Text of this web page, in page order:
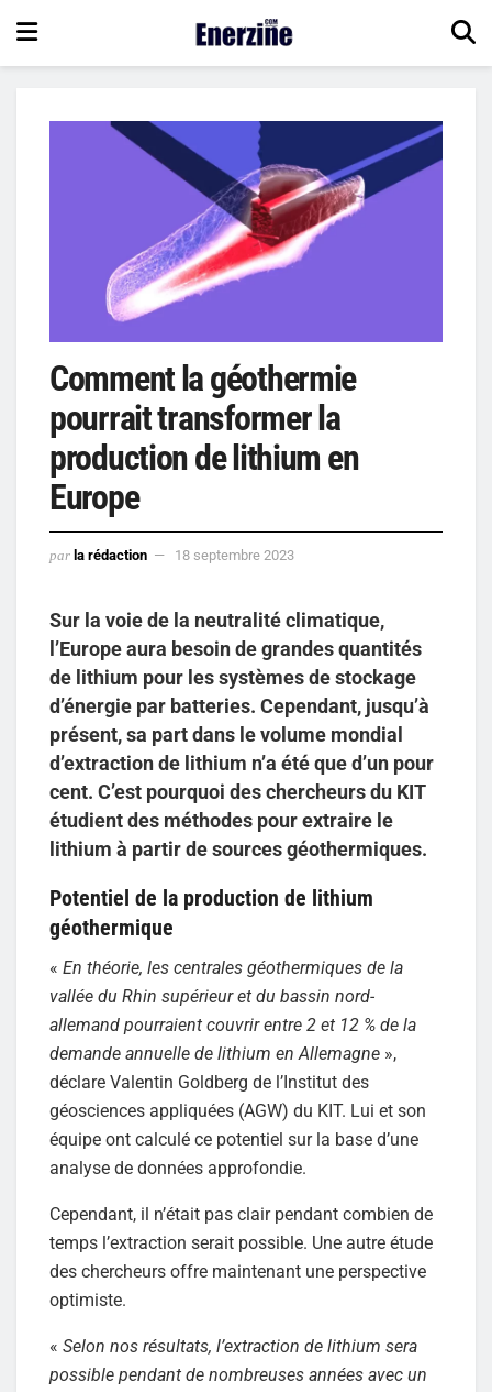
Comment la géothermie
pourrait transformer la
production de lithium en
Europe
par la rédaction 18 septembre 2023
Sur la voie de la neutralité climatique,
l’Europe aura besoin de grandes quantités
de lithium pour les systèmes de stockage
d’énergie par batteries. Cependant, jusqu’à
présent, sa part dans le volume mondial
d’extraction de lithium n’a été que d’un pour
cent. C’est pourquoi des chercheurs du KIT
étudient des méthodes pour extraire le
lithium à partir de sources géothermiques.
Potentiel de la production de lithium
géothermique
« En théorie, les centrales géothermiques de la
vallée du Rhin supérieur et du bassin nord-
allemand pourraient couvrir entre 2 et 12 % de la
demande annuelle de lithium en Allemagne »,
déclare Valentin Goldberg de l’Institut des
géosciences appliquées (AGW) du KIT. Lui et son
équipe ont calculé ce potentiel sur la base d’une
analyse de données approfondie.
Cependant, il n’était pas clair pendant combien de
temps l’extraction serait possible. Une autre étude
des chercheurs offre maintenant une perspective
optimiste.
« Selon nos résultats, l’extraction de lithium sera
possible pendant de nombreuses années avec un